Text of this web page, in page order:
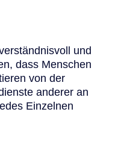
und
dass Menschen
von der
anderer an
Einzelnen